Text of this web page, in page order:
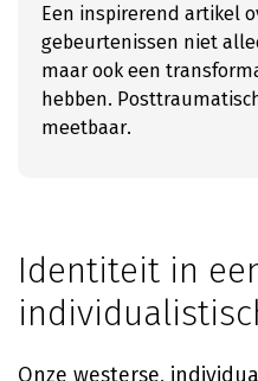
Een inspirerend artikel
gebeurtenissen niet
maar ook een
hebben.
meetbaar.
Identiteit in
Onze westerse,